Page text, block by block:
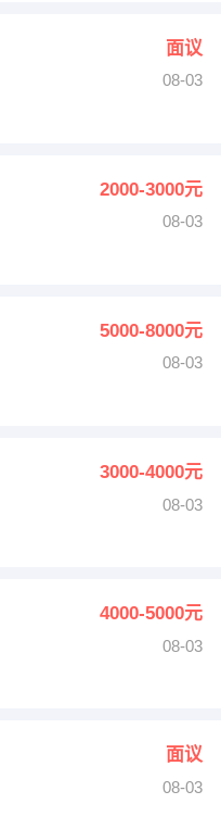
面议
08-03
2000-3000元
08-03
5000-8000元
08-03
3000-4000元
08-03
4000-5000元
08-03
面议
08-03